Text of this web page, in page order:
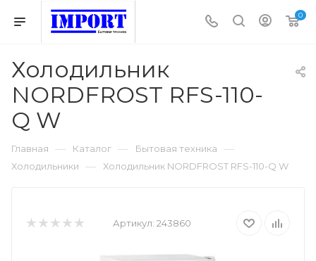
0
Холодильник
NORDFROST RFS-110-
Q W
Главная — Каталог — Бытовая техника —
Холодильники — Холодильник NORDFROST RFS-110-Q W
Артикул: 243860